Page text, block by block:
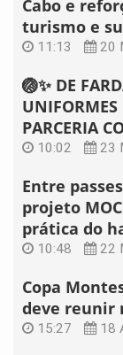
Cabo e
turismo e
11:13 20
🏐✨ DE
UNIFORMES
PARCERIA
10:02 23
Entre
projeto
prática do
10:48 22
Copa
deve reunir
15:27 18